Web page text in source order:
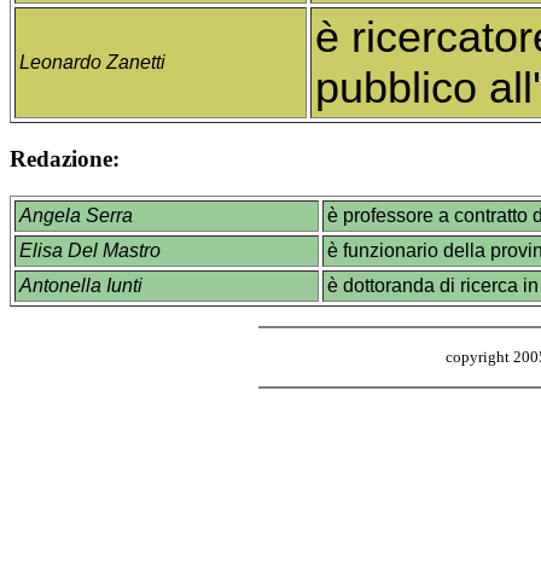
Leonardo Zanetti
è
pubblico
Redazione:
Angela Serra
è professore a contratto
Elisa Del Mastro
è funzionario della
Antonella Iunti
è dottoranda di ricerca
copyright